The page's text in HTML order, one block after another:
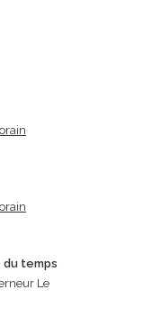
du temps
Le